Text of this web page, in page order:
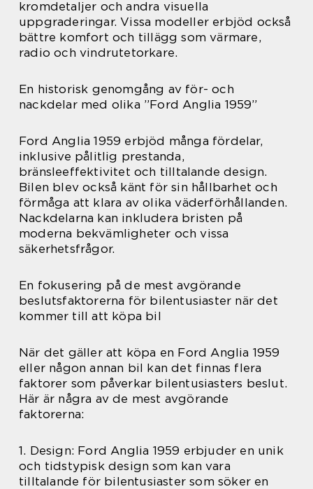
kromdetaljer och andra visuella
uppgraderingar. Vissa modeller erbjöd också
bättre komfort och tillägg som värmare,
radio och vindrutetorkare.
En historisk genomgång av för- och
nackdelar med olika ”Ford Anglia 1959”
Ford Anglia 1959 erbjöd många fördelar,
inklusive pålitlig prestanda,
bränsleeffektivitet och tilltalande design.
Bilen blev också känt för sin hållbarhet och
förmåga att klara av olika väderförhållanden.
Nackdelarna kan inkludera bristen på
moderna bekvämligheter och vissa
säkerhetsfrågor.
En fokusering på de mest avgörande
beslutsfaktorerna för bilentusiaster när det
kommer till att köpa bil
När det gäller att köpa en Ford Anglia 1959
eller någon annan bil kan det finnas flera
faktorer som påverkar bilentusiasters beslut.
Här är några av de mest avgörande
faktorerna:
1. Design: Ford Anglia 1959 erbjuder en unik
och tidstypisk design som kan vara
tilltalande för bilentusiaster som söker en